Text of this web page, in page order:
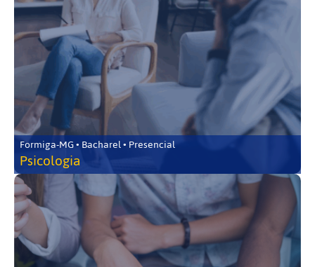
Formiga-MG • Bacharel • Presencial
Psicologia